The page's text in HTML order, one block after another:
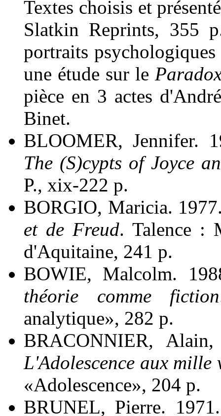
Textes choisis et
Slatkin Reprints, 355
portraits
une étude sur le
pièce en 3 actes
Binet.
BLOOMER, Jennifer.
The (S)cypts of Joyce
P., xix-222 p.
BORGIO, Maricia.
et de Freud. Talence :
d'Aquitaine, 241 p.
BOWIE, Malcolm.
théorie comme fiction
analytique», 282 p.
BRACONNIER,
L'Adolescence aux mille
«Adolescence», 204 p.
BRUNEL, Pierre.